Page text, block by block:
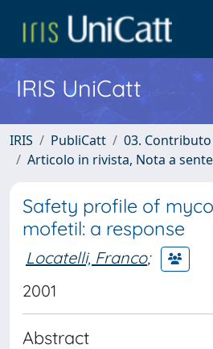
IRIS UniCatt
IRIS PubliCatt
03.
Articolo in rivista, Nota a
Safety profile of
mofetil: a response
Locatelli, Franco;
2001
Abstract